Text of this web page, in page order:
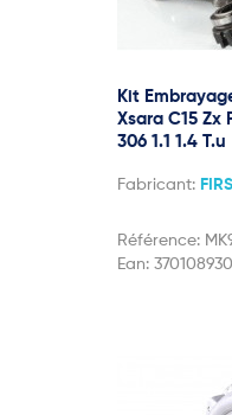
Kit
Xsara C15 Zx
306 1.1 1.4 T.u
Fabricant:
Référence:
Ean: